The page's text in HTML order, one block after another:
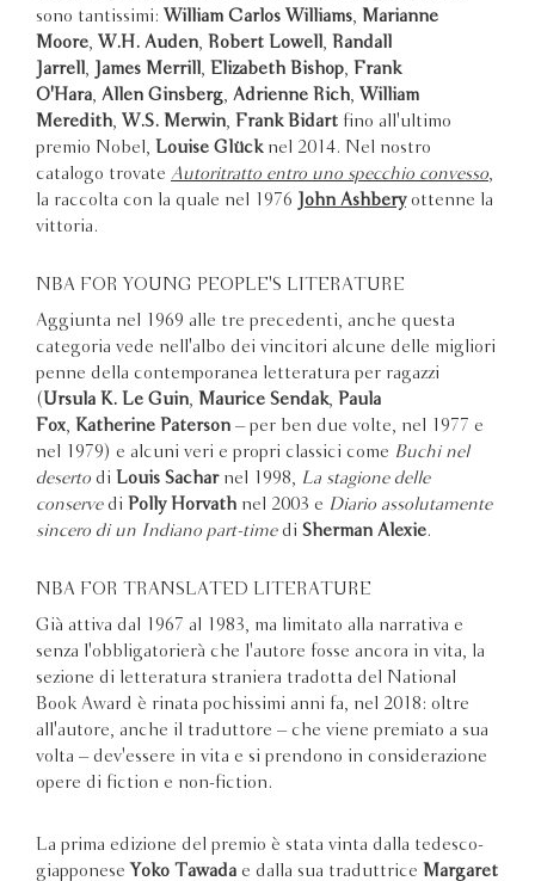
sono tantissimi: William Carlos Williams
Marianne
Moore
W.H. Auden Robert Lowell
Randall
Jarrell
James Merrill Elizabeth Bishop
Frank
O'Hara
Allen Ginsberg Adrienne Rich
William
Meredith
W.S. Merwin Frank Bidart fino all'ultimo
premio Nobel,
Louise Glücknel 2014. Nel nostro
catalogo trovate Autoritratto entro uno specchio convesso
la raccolta con la quale nel 1976
John Ashberyottenne la
vittoria.
NBA FOR YOUNG PEOPLE'S LITERATURE
Aggiunta nel 1969 alle tre precedenti, anche questa
categoria vede nell'albo dei vincitori alcune delle migliori
penne della contemporanea letteratura per ragazzi
( Ursula K. Le Guin Maurice Sendak,
Paula
Fox
Katherine Paterson – per ben due volte, nel 1977 e
nel 1979) e alcuni veri e propri classici come Buchi nel
deserto di Louis Sacharnel 1998,
La stagione delle
conserve di Polly Horvath nel 2003 e Diario assolutamente
sincero di un Indiano part-timedi Sherman Alexie.
NBA FOR TRANSLATED LITERATURE
Già attiva dal 1967 al 1983, ma limitato alla narrativa e
senza l'obbligatorierà che l'autore fosse ancora in vita, la
sezione di letteratura straniera tradotta del National
Book Award è rinata pochissimi anni fa, nel 2018: oltre
all'autore, anche il traduttore – che viene premiato a sua
volta – dev'essere in vita e si prendono in considerazione
opere di fiction e non-fiction.
La prima edizione del premio è stata vinta dalla tedesco-
giapponese Yoko Tawada e dalla sua traduttrice Margaret